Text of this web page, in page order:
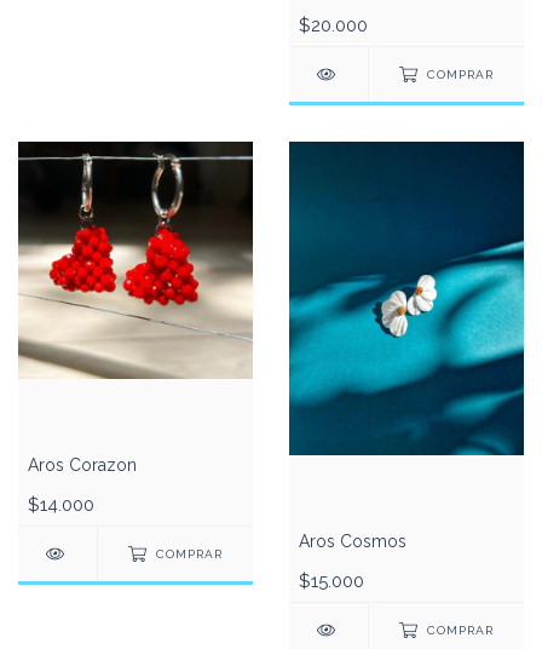
$20.000
COMPRAR
Aros Corazon
$14.000
COMPRAR
Aros Cosmos
$15.000
COMPRAR